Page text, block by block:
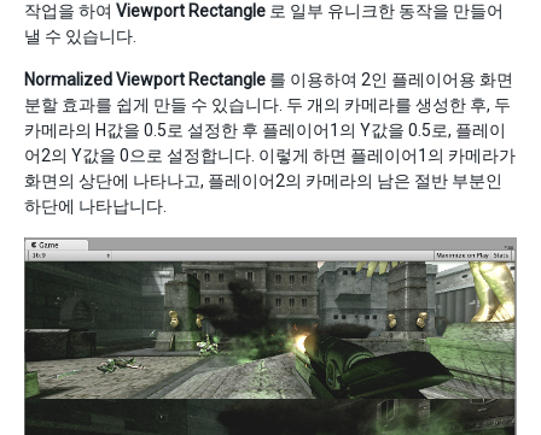
작업을 하여 Viewport Rectangle 로 일부 유니크한 동작을 만들어
낼 수 있습니다.
Normalized Viewport Rectangle 를 이용하여 2인 플레이어용 화면
분할 효과를 쉽게 만들 수 있습니다. 두 개의 카메라를 생성한 후, 두
카메라의 H값을 0.5로 설정한 후 플레이어1의 Y값을 0.5로, 플레이
어2의 Y값을 0으로 설정합니다. 이렇게 하면 플레이어1의 카메라가
화면의 상단에 나타나고, 플레이어2의 카메라의 남은 절반 부분인
하단에 나타납니다.